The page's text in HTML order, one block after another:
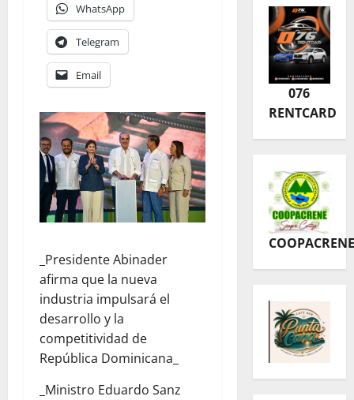
WhatsApp
Telegram
Email
_Presidente Abinader
afirma que la nueva
industria impulsará el
desarrollo y la
competitividad de
República Dominicana_
_Ministro Eduardo Sanz
076
RENTCARD
COOPACRENE